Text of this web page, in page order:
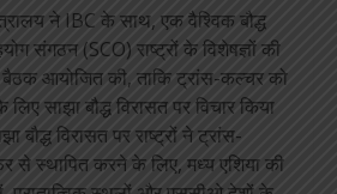
ने IBC के साथ, एक वैश्विक बौद्ध
संगठन (SCO) राष्ट्रों के विशेषज्ञों की
बैठक आयोजित की, ताकि ट्रांस-कल्चर को
साझा बौद्ध विरासत पर विचार किया
विरासत पर राष्ट्रों ने ट्रांस-
से स्थापित करने के लिए, मध्य एशिया की